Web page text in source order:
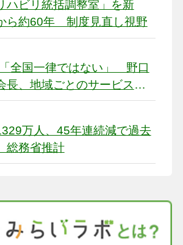
ハビリ統括調整室」を新
ら約60年 制度見直し視野
全国一律ではない」 野口
長、地域ごとのサービス基
万人、45年連続減で過去
務省推計